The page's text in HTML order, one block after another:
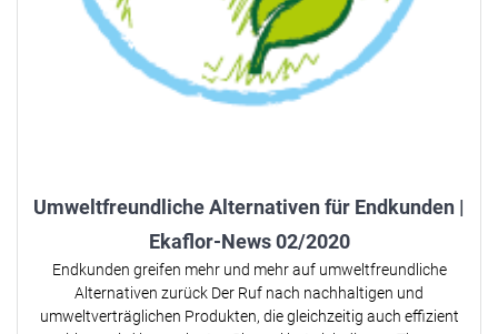
Umweltfreundliche Alternativen für Endkunden |
Ekaflor-News 02/2020
Endkunden greifen mehr und mehr auf umweltfreundliche
Alternativen zurück Der Ruf nach nachhaltigen und
umweltverträglichen Produkten, die gleichzeitig auch effizient